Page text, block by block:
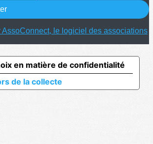
AssoConnect, le logiciel des associations
de la collecte
en matière de confidentialité